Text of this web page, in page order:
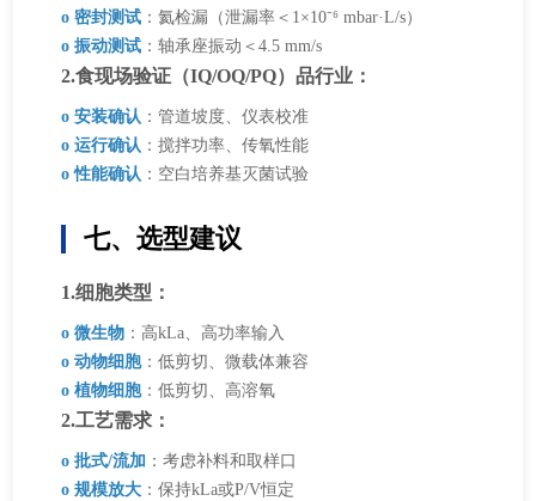
o 密封测试 ：氦检漏（泄漏率＜1×10⁻⁶ mbar·L/s）
o 振动测试 ：轴承座振动＜4.5 mm/s
2.食现场验证（IQ/OQ/PQ）品行业：
o 安装确认 ：管道坡度、仪表校准
o 运行确认 ：搅拌功率、传氧性能
o 性能确认 ：空白培养基灭菌试验
七、选型建议
1.细胞类型：
o 微生物 ：高kLa、高功率输入
o 动物细胞：低剪切、微载体兼容
o 植物细胞：低剪切、高溶氧
2.工艺需求：
o 批式/流加 ：考虑补料和取样口
o 规模放大 ：保持kLa或P/V恒定